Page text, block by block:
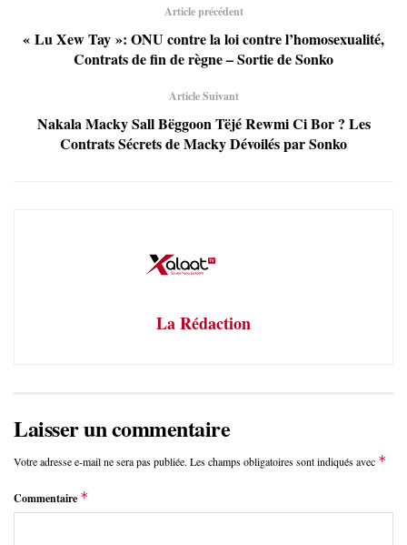
Article précédent
« Lu Xew Tay »: ONU contre la loi contre l’homosexualité,
Contrats de fin de règne – Sortie de Sonko
Article Suivant
Nakala Macky Sall Bëggoon Tëjé Rewmi Ci Bor ? Les
Contrats Sécrets de Macky Dévoilés par Sonko
La Rédaction
Laisser un commentaire
Votre adresse e-mail ne sera pas publiée. Les champs obligatoires sont indiqués avec *
Commentaire *